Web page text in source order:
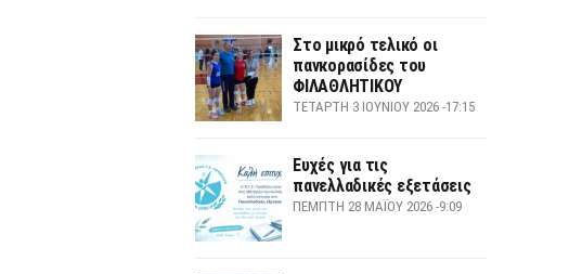
Στο μικρό τελικό οι
πανκορασίδες του
ΦΙΛΑΘΛΗΤΙΚΟΥ
ΤΕΤΆΡΤΗ 3 ΙΟΥΝΊΟΥ 2026 -17:15
Ευχές για τις
πανελλαδικές εξετάσεις
ΠΈΜΠΤΗ 28 ΜΑΪ́ΟΥ 2026 -9:09